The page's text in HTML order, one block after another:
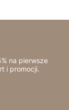
na pierwsze
i promocji.